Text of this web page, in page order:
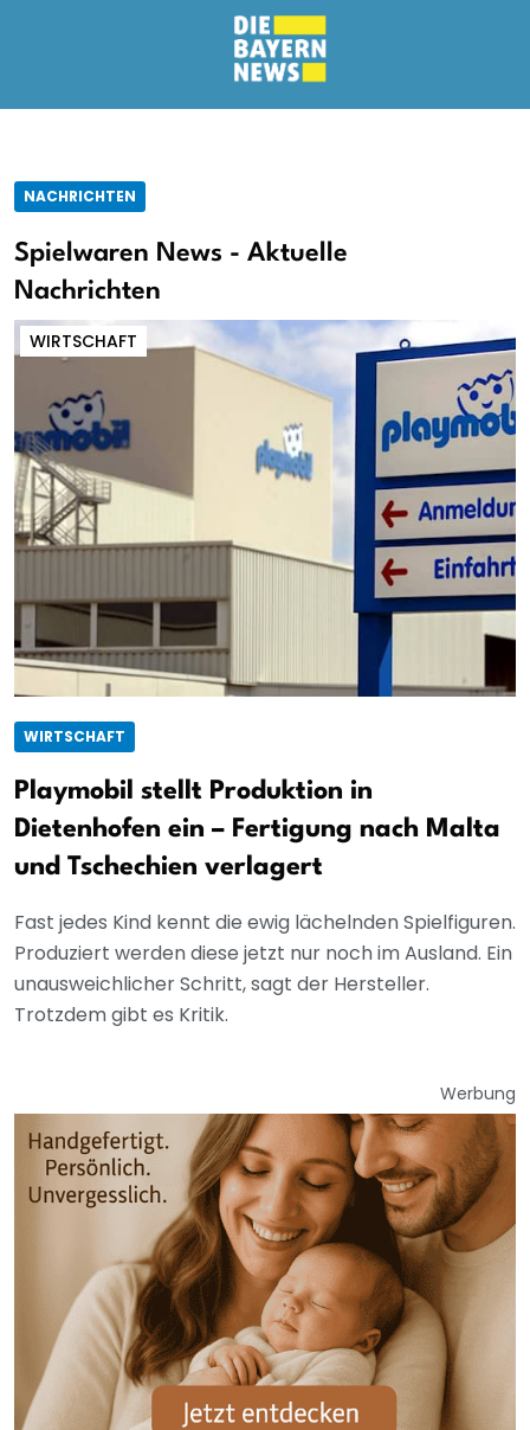
NACHRICHTEN
Spielwaren News - Aktuelle
Nachrichten
WIRTSCHAFT
WIRTSCHAFT
Playmobil stellt Produktion in
Dietenhofen ein – Fertigung nach Malta
und Tschechien verlagert
Fast jedes Kind kennt die ewig lächelnden Spielfiguren.
Produziert werden diese jetzt nur noch im Ausland. Ein
unausweichlicher Schritt, sagt der Hersteller.
Trotzdem gibt es Kritik.
Werbung